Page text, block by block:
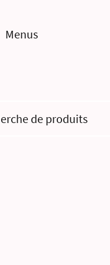
Menus